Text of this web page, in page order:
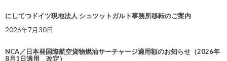
にしてつドイツ現地法人 シュツットガルト事務所移転のご案内
2026年7月30日
NCA／日本発国際航空貨物燃油サーチャージ適用額のお知らせ（2026年
8月1日適用 改定）